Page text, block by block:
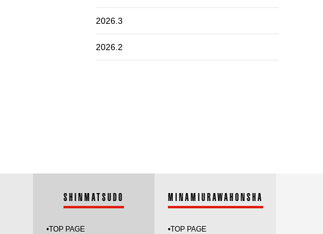
2026.3
2026.2
2025.8
SHINMATSUDO
•TOP PAGE
MINAMIURAWAHONSHA
•TOP PAGE